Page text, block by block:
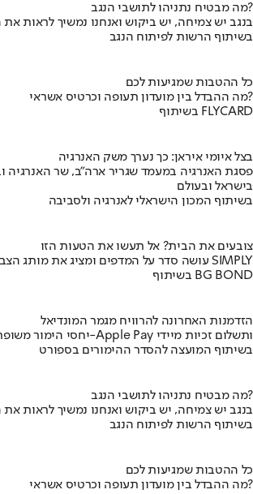
מה מבטיח נתניהו לתושבי הנגב?
בנגב יש צמיחה, יש ביקוש ואנחנו נמשיך לראות את
בשיתוף הרשות לפיתוח הנגב
כל ההטבות שמגיעות לכם
מה ההבדל בין מועדון תעופה וכרטיס אשראי?
בשיתוף FLYCARD
בצל איומי איראן: כך נערך משק האנרגיה
פסגת האנרגיה במעמד שגריר ארה"ב, שר האנרגיה
בישראל ובעולם
בשיתוף המכון הישראלי לאנרגיה ולסביבה
צובעים את הבית? אל תעשו את הטעות הזו
מומחה BG BOND עושה סדר על המדפים ומציג את מותג הצבע SIMPLY
בשיתוף BG BOND
הזדמנות האחרונה להרוויח מגמר המונדיאל
יחסי הימור משופרים, הפקדות ב-Apple Pay ותשלום זכיות מיידי
בשיתוף המועצה להסדר ההימורים בספורט
מה מבטיח נתניהו לתושבי הנגב?
בנגב יש צמיחה, יש ביקוש ואנחנו נמשיך לראות את
בשיתוף הרשות לפיתוח הנגב
כל ההטבות שמגיעות לכם
מה ההבדל בין מועדון תעופה וכרטיס אשראי?